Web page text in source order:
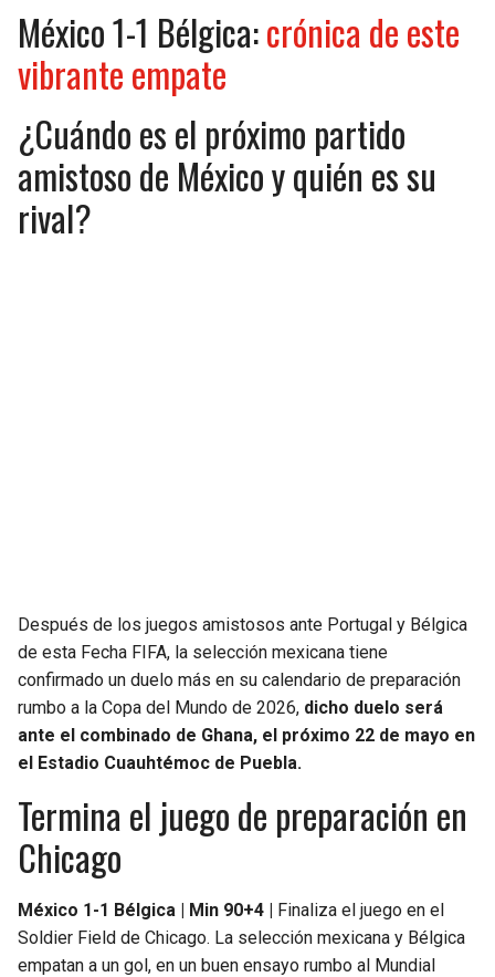
TITANS
COWBOYS
GIANTS
EAGLES
PACKERS
VIKINGS
FALCONS
PANTHERS
BUCCANEERS
WARRIORS
CLIPPERS
LAKERS
SUNS
TIMBERWOLVES
THUNDER
TRAIL BLAZERS
México 1-1 Bélgica:crónica de este
vibrante empate
¿Cuándo es el próximo partido
amistoso de México y quién es su
rival?
Después de los juegos amistosos ante Portugal y Bélgica
de esta Fecha FIFA, la selección mexicana tiene
confirmado un duelo más en su calendario de preparación
rumbo a la Copa del Mundo de 2026, dicho duelo será
ante el combinado de Ghana, el próximo 22 de mayo en
el Estadio Cuauhtémoc de Puebla.
Termina el juego de preparación en
Chicago
México 1-1 Bélgica | Min 90+4 | Finaliza el juego en el
Soldier Field de Chicago. La selección mexicana y Bélgica
empatan a un gol, en un buen ensayo rumbo al Mundial